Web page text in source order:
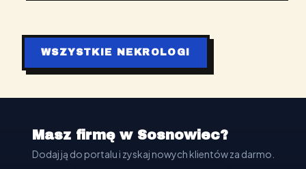
WSZYSTKIE NEKROLOGI
Masz firmę w Sosnowiec?
Dodaj ją do portalu i zyskaj nowych klientów za darmo.